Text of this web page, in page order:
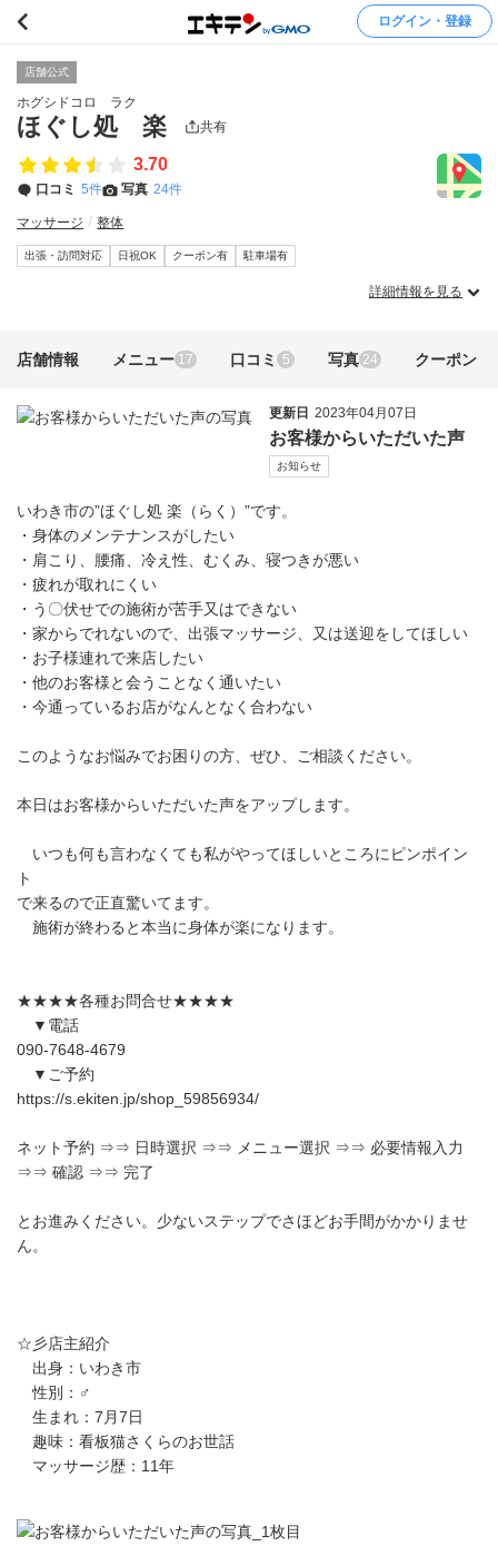
ログイン・登録
店舗公式
ホグシドコロ ラク
ほぐし処 楽 共有
3.70
口コミ 5件 写真 24件
マッサージ 整体
出張・訪問対応 日祝OK クーポン有 駐車場有
詳細情報を見る
店舗情報 メニュー 17 口コミ 5 写真 24 クーポン
更新日 2023年04月07日
お客様からいただいた声
お知らせ
いわき市の”ほぐし処 楽（らく）”です。
・身体のメンテナンスがしたい
・肩こり、腰痛、冷え性、むくみ、寝つきが悪い
・疲れが取れにくい
・う〇伏せでの施術が苦手又はできない
・家からでれないので、出張マッサージ、又は送迎をしてほしい
・お子様連れで来店したい
・他のお客様と会うことなく通いたい
・今通っているお店がなんとなく合わない
このようなお悩みでお困りの方、ぜひ、ご相談ください。
本日はお客様からいただいた声をアップします。
いつも何も言わなくても私がやってほしいところにピンポイン
ト
で来るので正直驚いてます。
施術が終わると本当に身体が楽になります。
★★★★各種お問合せ★★★★
▼電話
090-7648-4679
▼ご予約
https://s.ekiten.jp/shop_59856934/
ネット予約 ⇒⇒ 日時選択 ⇒⇒ メニュー選択 ⇒⇒ 必要情報入力
⇒⇒ 確認 ⇒⇒ 完了
とお進みください。少ないステップでさほどお手間がかかりませ
ん。
☆彡店主紹介
出身：いわき市
性別：♂
生まれ：7月7日
趣味：看板猫さくらのお世話
マッサージ歴：11年